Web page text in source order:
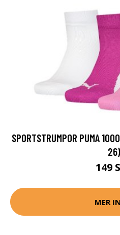
SPORTSTRUMPOR PUMA
26)
149
MER